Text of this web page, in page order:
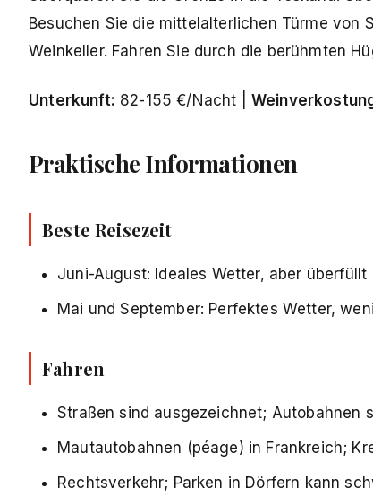
Besuchen Sie die mittelalterlichen Türme von
Weinkeller. Fahren Sie durch die berühmten
Unterkunft: 82-155 €/Nacht |
Praktische Informationen
Beste Reisezeit
Juni-August: Ideales Wetter, aber überfüllt
Mai und September: Perfektes Wetter,
Fahren
Straßen sind ausgezeichnet; Autobahnen
Mautautobahnen (péage) in Frankreich;
Rechtsverkehr; Parken in Dörfern kann